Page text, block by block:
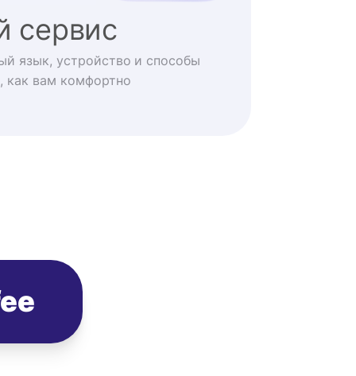
сервис
язык, устройство и способы
как вам комфортно